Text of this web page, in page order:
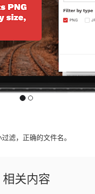
滤，正确的文件名。
相关内容